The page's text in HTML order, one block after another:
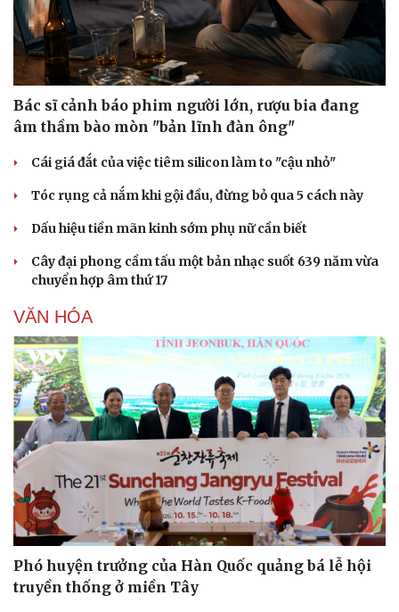
Doanh nghiệp
Thông tin doanh nghiệp
Doanh nghiệp 24h
Doanh nhân
Công nghệ
Sành điệu
Tin Công nghệ
Trải nghiệm
Bác sĩ cảnh báo phim người lớn, rượu bia đang
âm thầm bào mòn "bản lĩnh đàn ông"
Cái giá đắt của việc tiêm silicon làm to "cậu nhỏ"
Tóc rụng cả nắm khi gội đầu, đừng bỏ qua 5 cách này
Dấu hiệu tiền mãn kinh sớm phụ nữ cần biết
Cây đại phong cầm tấu một bản nhạc suốt 639 năm vừa
chuyển hợp âm thứ 17
VĂN HÓA
Phó huyện trưởng của Hàn Quốc quảng bá lễ hội
truyền thống ở miền Tây